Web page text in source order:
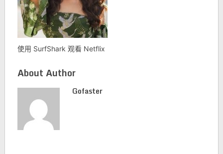
使用 SurfShark 观看 Netflix
About Author
Gofaster